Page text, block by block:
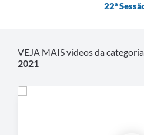
22ª
VEJA MAIS vídeos da categoria
2021